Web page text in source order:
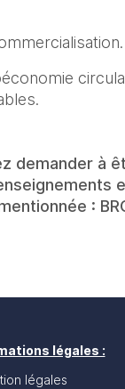
demander à
:
légales :
légales